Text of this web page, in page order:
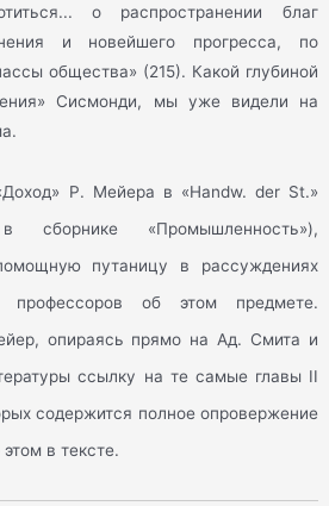
о распространении благ
и новейшего прогресса, по
общества» (215). Какой глубиной
Сисмонди, мы уже видели на
Р. Мейера в «Handw. der St.»
сборнике «Промышленность»),
путаницу в рассуждениях
профессоров об этом предмете.
опираясь прямо на Ад. Смита и
ссылку на те самые главы II
содержится полное опровержение
в тексте.